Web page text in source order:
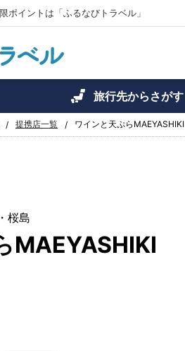
イントは「ふるなびトラベル」
旅行先からさがす
提携店一覧 ワインと天ぷらMAEYASHIKI
桜島
MAEYASHIKI